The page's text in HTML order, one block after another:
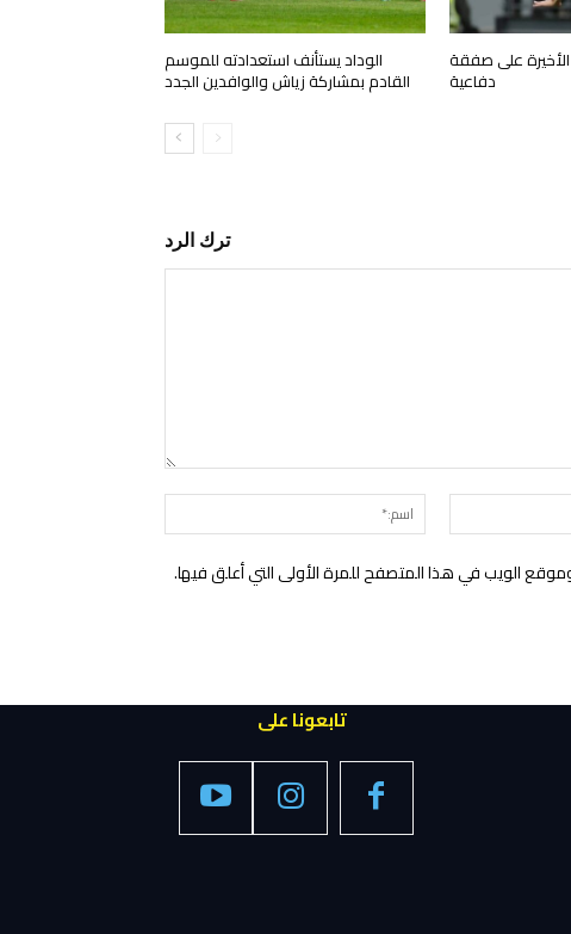
على صفقة
دفاعية
الوداد يستأنف استعدادته للموسم
القادم بمشاركة زياش والوافدين الجدد
ترك الرد
التعليق:
اسم:*
البريد
الإلكتروني:*
الويب في هذا المتصفح للمرة الأولى التي أعلق فيها.
تابعونا على